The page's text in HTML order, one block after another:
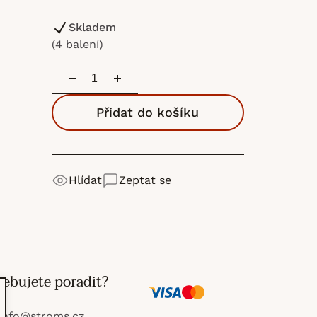
Skladem
(4 balení)
Přidat do košíku
Zeptat se
Hlídat
poradit?